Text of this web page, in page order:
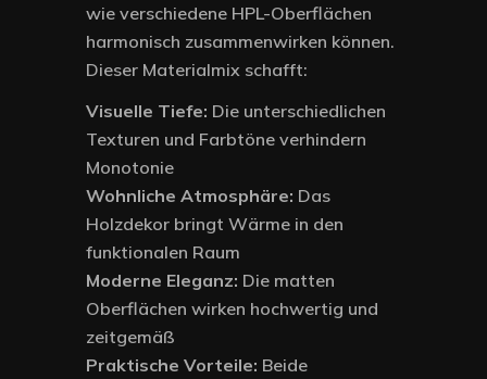
wie verschiedene HPL-Oberflächen
harmonisch zusammenwirken können.
Dieser Materialmix schafft:
Visuelle Tiefe: Die unterschiedlichen
Texturen und Farbtöne verhindern
Monotonie
Wohnliche Atmosphäre: Das
Holzdekor bringt Wärme in den
funktionalen Raum
Moderne Eleganz: Die matten
Oberflächen wirken hochwertig und
zeitgemäß
Praktische Vorteile: Beide